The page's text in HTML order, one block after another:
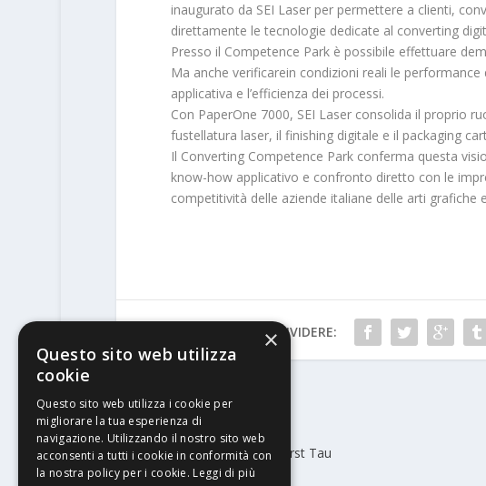
inaugurato da SEI Laser per permettere a clienti,
direttamente le tecnologie dedicate al converting
Presso il Competence Park è possibile effettuare
Ma anche verificarein condizioni reali le
applicativa e l’efficienza dei processi.
Con PaperOne 7000, SEI Laser consolida il proprio
fustellatura laser, il finishing digitale e il packaging
Il Converting Competence Park conferma questa
know-how applicativo e confronto diretto con le
competitività delle aziende italiane delle arti grafiche
CONDIVIDERE:
PRECEDENTE
Open Data raddoppia con Durst Tau
×
Questo sito web utilizza
cookie
Questo sito web utilizza i cookie per
migliorare la tua esperienza di
navigazione. Utilizzando il nostro sito web
acconsenti a tutti i cookie in conformità con
la nostra policy per i cookie. Leggi di più